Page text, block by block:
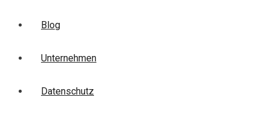
Blog
Unternehmen
Datenschutz